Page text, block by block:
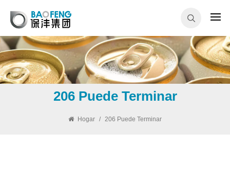
206 Puede Terminar
Hogar / 206 Puede Terminar